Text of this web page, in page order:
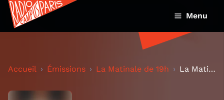
Menu
Accueil Émissions La Matinale de 19h La Matinale - L'intégration des jeunes Roms et Les...